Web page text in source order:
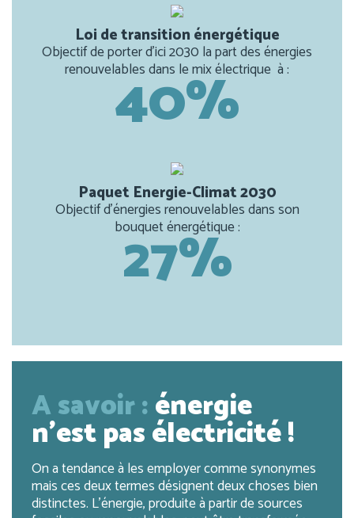
Loi de transition énergétique
Objectif de porter d’ici 2030 la part des énergies
renouvelables dans le mix électrique à :
40%
Paquet Energie-Climat 2030
Objectif d’énergies renouvelables dans son
bouquet énergétique :
27%
A savoir :énergie
n’est pas électricité !
On a tendance à les employer comme synonymes
mais ces deux termes désignent deux choses bien
distinctes. L’énergie, produite à partir de sources